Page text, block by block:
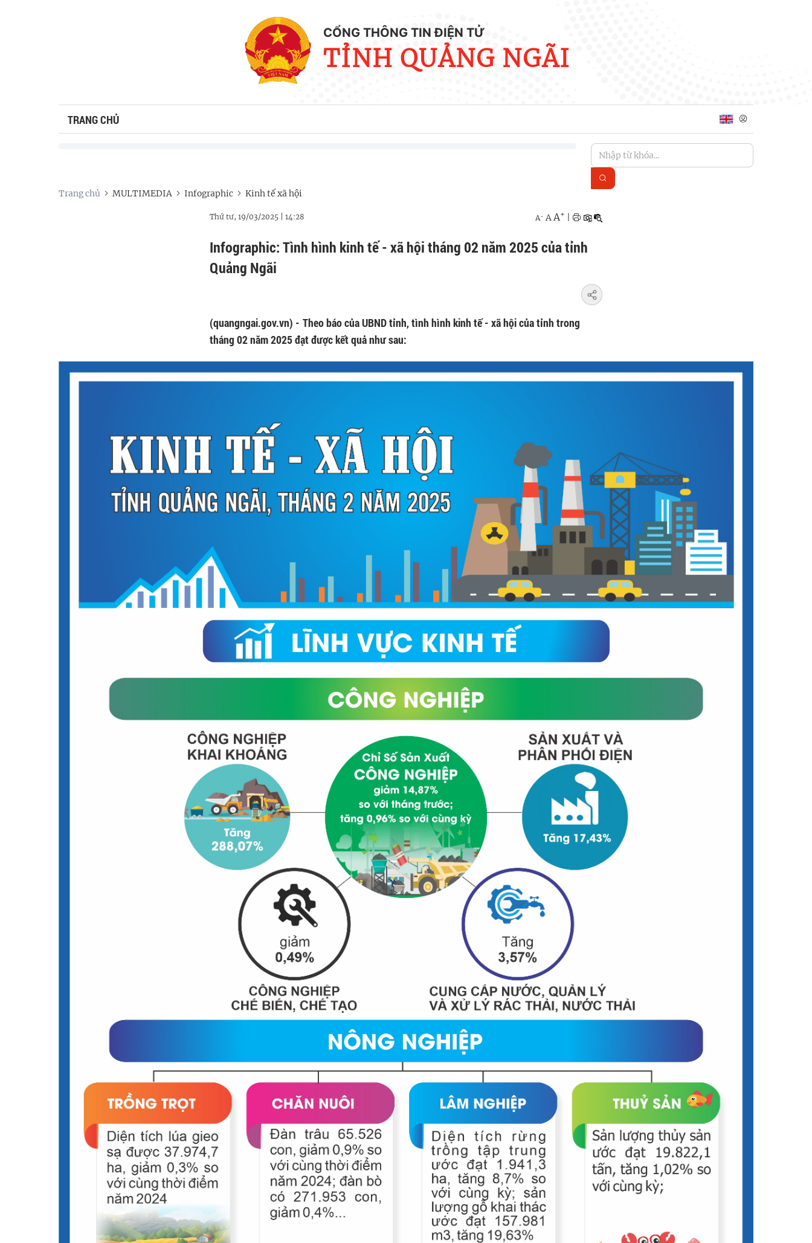
CỔNG THÔNG TIN ĐIỆN TỬ
TỈNH QUẢNG NGÃI
TRANG CHỦ
Trang chủ MULTIMEDIA Infographic Kinh tế xã hội
Thứ tư, 19/03/2025 14:28 A- AA+
Infographic: Tình hình kinh tế - xã hội tháng 02 năm 2025 của tỉnh
Quảng Ngãi
(quangngai.gov.vn) - Theo báo của UBND tỉnh, tình hình kinh tế - xã hội của tỉnh trong
tháng 02 năm 2025 đạt được kết quả như sau: